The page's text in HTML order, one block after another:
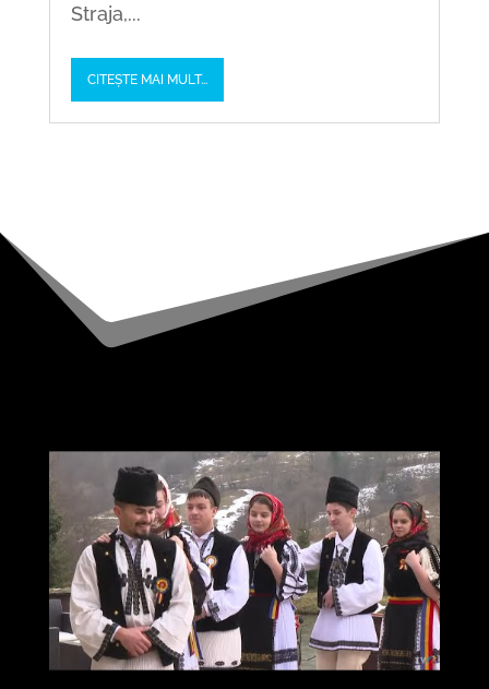
Straja,...
CITEȘTE MAI MULT...